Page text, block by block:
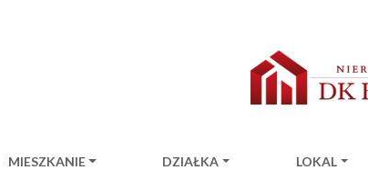
MIESZKANIE DZIAŁKA LOKAL